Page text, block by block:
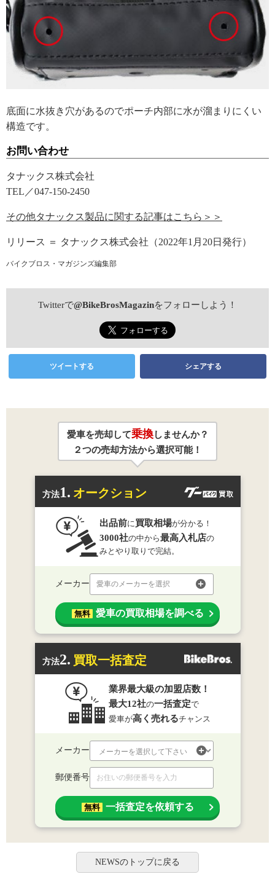
底面に水抜き穴があるのでポーチ内部に水が溜まりにくい
構造です。
お問い合わせ
タナックス株式会社
TEL／047-150-2450
その他タナックス製品に関する記事はこちら＞＞
リリース ＝ タナックス株式会社（2022年1月20日発行）
バイクブロス・マガジンズ編集部
Twitterで@BikeBrosMagazinをフォローしよう！
ツイートする シェアする
愛車を売却して乗換しませんか？
２つの売却方法から選択可能！
方法1. オークション
出品前に 買取相場が分かる！
3000社の中から最高入札店の
みとやり取りで完結。
メーカー 愛車のメーカーを選択
無料 愛車の買取相場を調べる
方法2. 買取一括査定
業界最大級の加盟店数！
最大12社の一括査定で
愛車が高く売れるチャンス
メーカー
郵便番号
無料 一括査定を依頼する
NEWSのトップに戻る